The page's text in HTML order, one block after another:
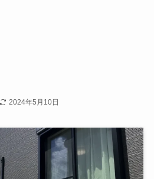
2024年5月10日